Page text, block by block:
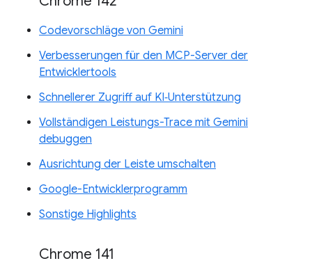
Codevorschläge von Gemini
Verbesserungen für den MCP-Server der
Entwicklertools
Schnellerer Zugriff auf KI‑Unterstützung
Vollständigen Leistungs-Trace mit Gemini
debuggen
Ausrichtung der Leiste umschalten
Google-Entwicklerprogramm
Sonstige Highlights
Chrome 141